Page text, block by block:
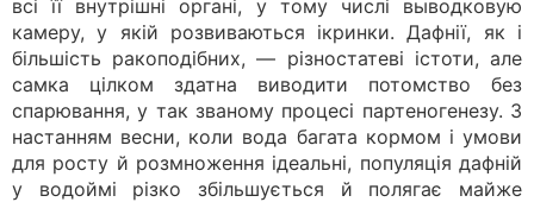
всі її внутрішні органі, у тому числі выводковую
камеру, у якій розвиваються ікринки. Дафнії, як і
більшість ракоподібних, — різностатеві істоти, але
самка цілком здатна виводити потомство без
спарювання, у так званому процесі партеногенезу. З
настанням весни, коли вода багата кормом і умови
для росту й розмноження ідеальні, популяція дафній
у водоймі різко збільшується й полягає майже